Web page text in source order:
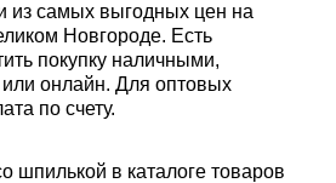
из самых выгодных цен на
Новгороде. Есть
покупку наличными,
или онлайн. Для оптовых
по счету.
шпилькой в каталоге товаров